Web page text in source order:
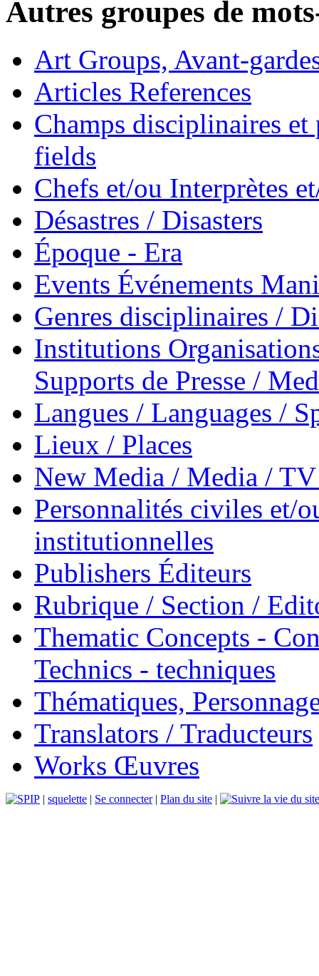
Autres groupes de
Art Groups, Avant-
Articles References
Champs disciplinaires
fields
Chefs et/ou Interprètes
Désastres / Disasters
Époque - Era
Events Événements
Genres disciplinaires /
Institutions
Supports de Presse /
Langues / Languages /
Lieux / Places
New Media / Media /
Personnalités civiles et/
institutionnelles
Publishers Éditeurs
Rubrique / Section /
Thematic Concepts -
Technics - techniques
Thématiques,
Translators / Traducteurs
Works Œuvres
| squelette | Se connecter| Plan du site |